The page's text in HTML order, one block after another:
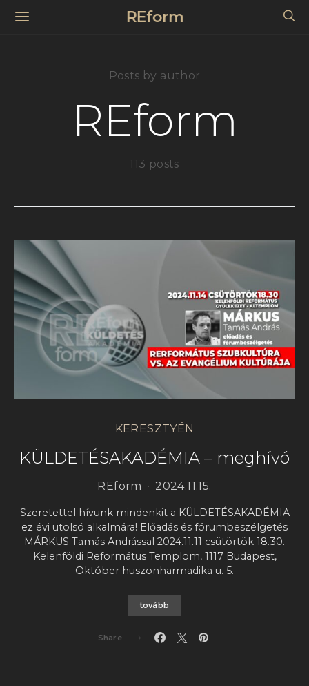
REform
Posts by author
REform
113 posts
KERESZTYÉN
KÜLDETÉSAKADÉMIA – meghívó
REform 2024.11.15.
Szeretettel hívunk mindenkit a KÜLDETÉSAKADÉMIA
ez évi utolsó alkalmára! Előadás és fórumbeszélgetés
MÁRKUS Tamás Andrással 2024.11.11 csütörtök 18.30.
Kelenföldi Református Templom, 1117 Budapest,
Október huszonharmadika u. 5.
tovább
Share